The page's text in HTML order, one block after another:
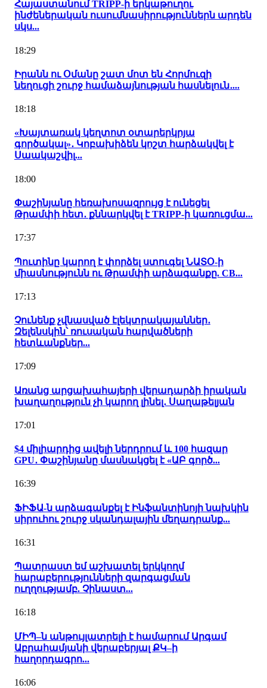
Հայաստանում TRIPP-ի երկաթուղու
ինժեներական ուսումնասիրություններն արդեն
սկս...
18:29
Իրանն ու Օմանը շատ մոտ են Հորմուզի
նեղուցի շուրջ համաձայնության հասնելուն․...
18:18
«Խայտառակ կեղտոտ օտարերկրյա
գործակալ»․ Կոբախիձեն կոշտ հարձակվել է
Սաակաշվիլ...
18:00
Փաշինյանը հեռախոսազրույց է ունեցել
Թրամփի հետ․ քննարկվել է TRIPP-ի կառուցմա...
17:37
Պուտինը կարող է փորձել ստուգել ՆԱՏՕ-ի
միասնությունն ու Թրամփի արձագանքը. CB...
17:13
Չունենք չվնասված էլեկտրակայաններ․
Զելենսկին՝ ռուսական հարվածների
հետևանքներ...
17:09
Առանց արցախահայերի վերադարձի իրական
խաղաղություն չի կարող լինել․ Սաղաթելյան
17:01
$4 միլիարդից ավելի ներդրում և 100 հազար
GPU․ Փաշինյանը մասնակցել է «ԱԲ գործ...
16:39
ՖԻՖԱ-ն արձագանքել է Ինֆանտինոյի նախկին
սիրուհու շուրջ սկանդալային մեղադրանք...
16:31
Պատրաստ եմ աշխատել երկկողմ
հարաբերությունների զարգացման
ուղղությամբ. Չինաստ...
16:18
ՄԻՊ–ն անթույլատրելի է համարում Արգամ
Աբրահամյանի վերաբերյալ ՔԿ–ի
հաղորդագրո...
16:06